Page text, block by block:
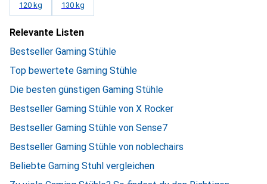
120 kg 130 kg
Relevante Listen
Bestseller Gaming Stühle
Top bewertete Gaming Stühle
Die besten günstigen Gaming Stühle
Bestseller Gaming Stühle von X Rocker
Bestseller Gaming Stühle von Sense7
Bestseller Gaming Stühle von noblechairs
Beliebte Gaming Stuhl vergleichen